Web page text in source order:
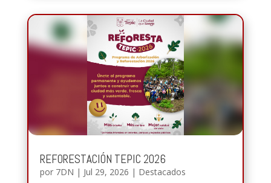
REFORESTACIÓN TEPIC 2026
por 7DN | Jul 29, 2026 | Destacados